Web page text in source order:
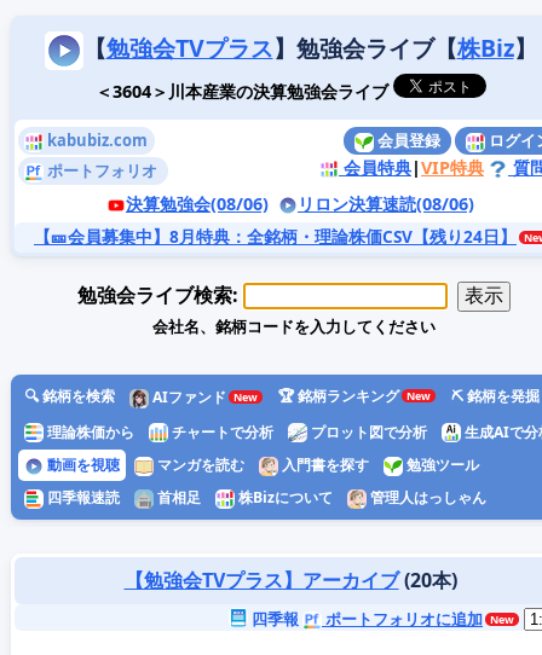
【勉強会TVプラス】勉強会ライブ【株Biz】
＜3604＞川本産業の決算勉強会ライブ
kabubiz.com
ポートフォリオ
会員登録 ログイ
会員特典|VIP特典
質
決算勉強会(08/06)
リロン決算速読(08/06)
【🎫会員募集中】8月特典 ：全銘柄・理論株価CSV【残り24日】
勉強会ライブ検索:
会社名、銘柄コードを入力してください
🔍 銘柄を検索 AIファンド 🏆 銘柄ランキング
⛏️ 銘柄を発掘
理論株価から
チャートで分析 プロット図で分析
生成AIで分
動画を視聴
マンガを読む 入門書を探す
勉強ツール
四季報速読
首相足 株Bizについて 管理人はっしゃん
【勉強会TVプラス】アーカイブ(20本)
四季報 ポートフォリオに追加